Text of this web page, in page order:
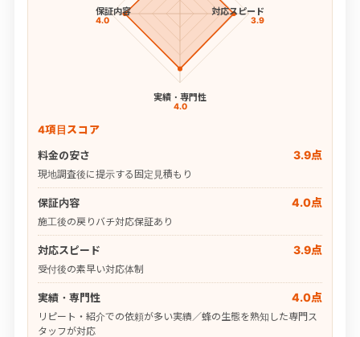
対応スピード
3.9
実績・専門性
4.0
保証内容
4.0
4項目スコア
料金の安さ
3.9点
現地調査後に提示する固定見積もり
保証内容 4.0点
施工後の戻りバチ対応保証あり
対応スピード 3.9点
受付後の素早い対応体制
実績・専門性 4.0点
リピート・紹介での依頼が多い実績／蜂の生態を熟知した専門ス
タッフが対応